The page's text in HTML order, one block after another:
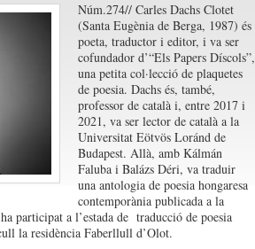
Núm.274// Carles Dachs Clotet
(Santa Eugènia de Berga, 1987) és
poeta, traductor i editor, i va ser
cofundador d’“Els Papers Díscols”,
una petita col·lecció de plaquetes
de poesia. Dachs és, també,
professor de català i, entre 2017 i
2021, va ser lector de català a la
Universitat Eötvös Loránd de
Budapest. Allà, amb Kálmán
Faluba i Balázs Déri, va traduir
una antologia de poesia hongaresa
contemporània publicada a la
participat a l’estada de traducció de poesia
la residència Faberllull d’Olot.